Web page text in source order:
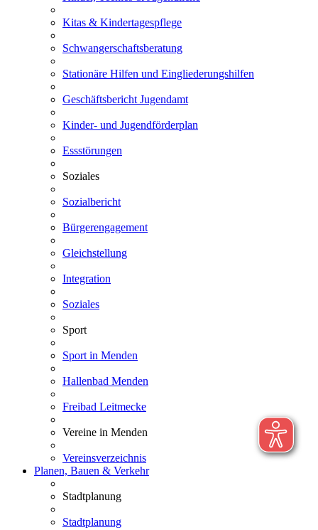
Kitas & Kindertagespflege
Schwangerschaftsberatung
Stationäre Hilfen und Eingliederungshilfen
Geschäftsbericht Jugendamt
Kinder- und Jugendförderplan
Essstörungen
Soziales
Sozialbericht
Bürgerengagement
Gleichstellung
Integration
Soziales
Sport
Sport in Menden
Hallenbad Menden
Freibad Leitmecke
Vereine in Menden
Vereinsverzeichnis
Planen, Bauen & Verkehr
Stadtplanung
Stadtplanung